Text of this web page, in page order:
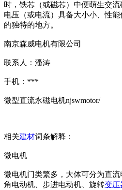
时，铁芯（或磁芯）中便萌生交
电压（或电流）具备大小小、性
的独特的地方。
南京森威电机有限公司
联系人：潘涛
手机：***
微型直流永磁电机njswmotor/
相关建材词条解释：
微电机
微电机门类繁多，大体可分为直
角电动机、步进电动机、旋转变压